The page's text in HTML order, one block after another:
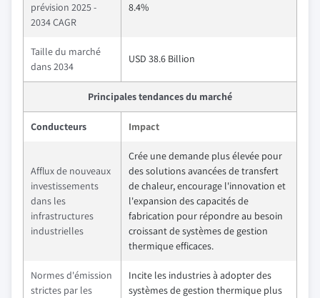
prévision 2025 -
2034 CAGR
8.4%
Taille du marché
dans 2034
USD 38.6 Billion
Principales tendances du marché
Conducteurs Impact
Afflux de nouveaux
investissements
dans les
infrastructures
industrielles
Crée une demande plus élevée pour
des solutions avancées de transfert
de chaleur, encourage l'innovation et
l'expansion des capacités de
fabrication pour répondre au besoin
croissant de systèmes de gestion
thermique efficaces.
Normes d'émission
strictes par les
Incite les industries à adopter des
systèmes de gestion thermique plus